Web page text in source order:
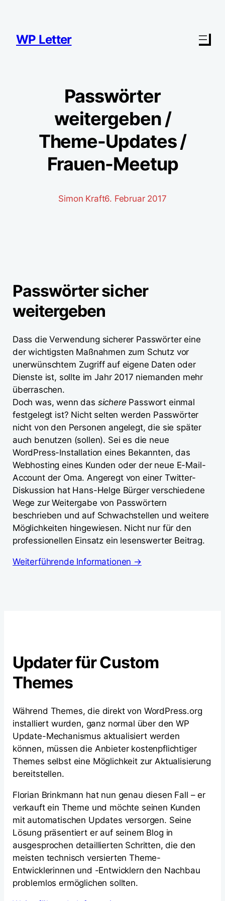
springen
WP Letter
Passwörter
weitergeben /
Theme-Updates /
Frauen-Meetup
Simon Kraft6. Februar 2017
Passwörter sicher
weitergeben
Dass die Verwendung sicherer Passwörter eine
der wichtigsten Maßnahmen zum Schutz vor
unerwünschtem Zugriff auf eigene Daten oder
Dienste ist, sollte im Jahr 2017 niemanden mehr
überraschen.
Doch was, wenn das sichere Passwort einmal
festgelegt ist? Nicht selten werden Passwörter
nicht von den Personen angelegt, die sie später
auch benutzen (sollen). Sei es die neue
WordPress-Installation eines Bekannten, das
Webhosting eines Kunden oder der neue E-Mail-
Account der Oma. Angeregt von einer Twitter-
Diskussion hat Hans-Helge Bürger verschiedene
Wege zur Weitergabe von Passwörtern
beschrieben und auf Schwachstellen und weitere
Möglichkeiten hingewiesen. Nicht nur für den
professionellen Einsatz ein lesenswerter Beitrag.
Weiterführende Informationen →
Updater für Custom
Themes
Während Themes, die direkt von WordPress.org
installiert wurden, ganz normal über den WP
Update-Mechanismus aktualisiert werden
können, müssen die Anbieter kostenpflichtiger
Themes selbst eine Möglichkeit zur Aktualisierung
bereitstellen.
Florian Brinkmann hat nun genau diesen Fall – er
verkauft ein Theme und möchte seinen Kunden
mit automatischen Updates versorgen. Seine
Lösung präsentiert er auf seinem Blog in
ausgesprochen detaillierten Schritten, die den
meisten technisch versierten Theme-
Entwicklerinnen und -Entwicklern den Nachbau
problemlos ermöglichen sollten.